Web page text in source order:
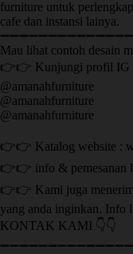
furniture untuk
cafe dan instansi lainya.
Mau lihat contoh desain
👉👉 Kunjungi profil IG
@amanahfurniture
@amanahfurniture
@amanahfurniture
👉👉 Katalog website :
👉👉 info & pemesanan
👉👉 Kami juga
yang anda inginkan. Info
KONTAK KAMI 👇👇